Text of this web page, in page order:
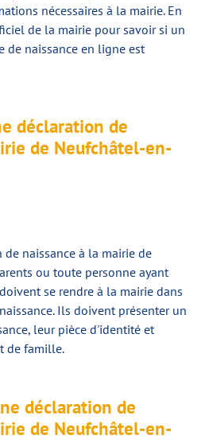
nécessaires à la mairie. En
de la mairie pour savoir si un
de naissance en ligne est
déclaration de
de Neufchâtel-en-
de naissance à la mairie de
ou toute personne ayant
se rendre à la mairie dans
Ils doivent présenter un
leur pièce d'identité et
de famille.
déclaration de
de Neufchâtel-en-